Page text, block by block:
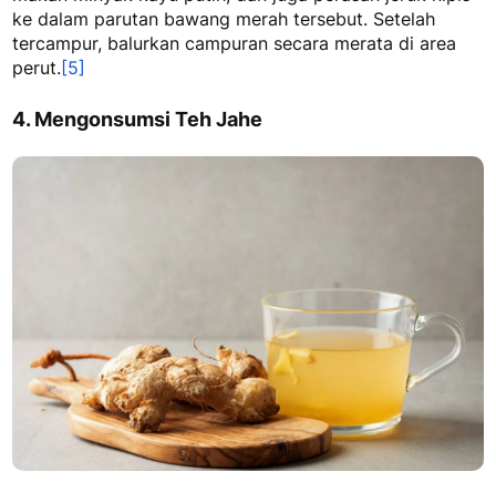
ke dalam parutan bawang merah tersebut. Setelah
tercampur, balurkan campuran secara merata di area
perut.[5]
4. Mengonsumsi Teh Jahe